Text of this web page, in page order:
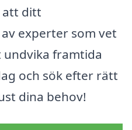
att ditt
experter som vet
framtida
och sök efter rätt
dina behov!